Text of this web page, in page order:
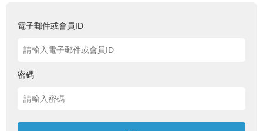
電子郵件或會員ID
密碼